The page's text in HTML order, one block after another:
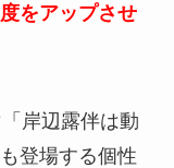
をアップさせ
岸辺露伴は動
登場する個性